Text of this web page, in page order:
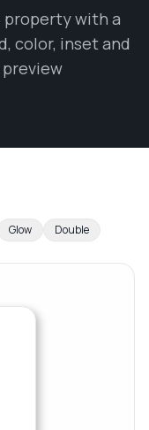
property with a
color, inset and
Glow Double